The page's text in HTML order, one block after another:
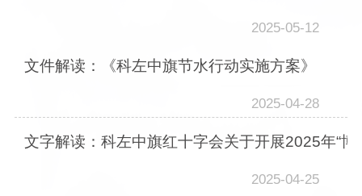
2025-05-12
文件解读：《科左中旗节水行动实施方案》
2025-04-28
文字解读：科左中旗红十字会关于开展2025年“博
2025-04-25